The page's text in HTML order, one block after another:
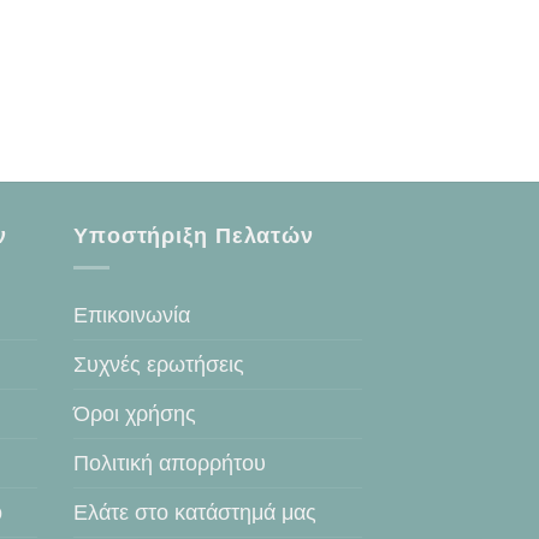
Υποστήριξη Πελατών
Επικοινωνία
Συχνές ερωτήσεις
Όροι χρήσης
Πολιτική απορρήτου
Ελάτε στο κατάστημά μας